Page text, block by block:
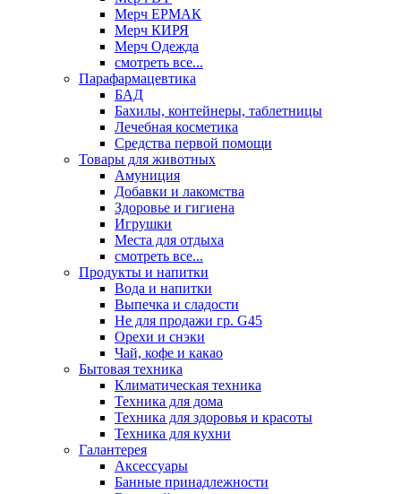
Мерч ЕРМАК
Мерч КИРЯ
Мерч Одежда
смотреть все...
Парафармацевтика
БАД
Бахилы, контейнеры, таблетницы
Лечебная косметика
Средства первой помощи
Товары для животных
Амуниция
Добавки и лакомства
Здоровье и гигиена
Игрушки
Места для отдыха
смотреть все...
Продукты и напитки
Вода и напитки
Выпечка и сладости
Не для продажи гр. G45
Орехи и снэки
Чай, кофе и какао
Бытовая техника
Климатическая техника
Техника для дома
Техника для здоровья и красоты
Техника для кухни
Галантерея
Аксессуары
Банные принадлежности